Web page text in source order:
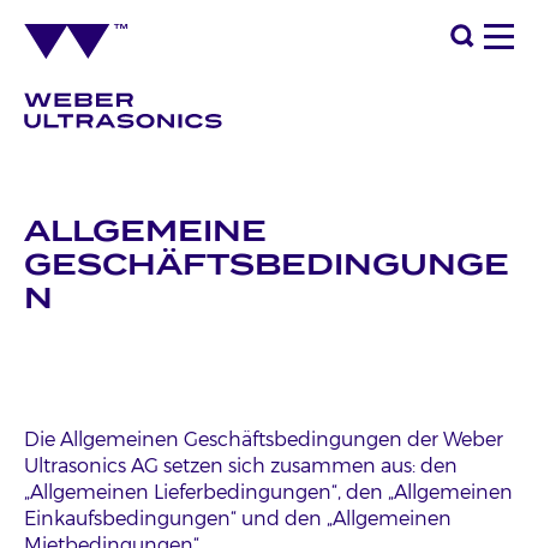
ALLGEMEINE
GESCHÄFTSBEDINGUNGE
N
Die Allgemeinen Geschäftsbedingungen der Weber
Ultrasonics AG setzen sich zusammen aus: den
„Allgemeinen Lieferbedingungen“, den „Allgemeinen
Einkaufsbedingungen“ und den „Allgemeinen